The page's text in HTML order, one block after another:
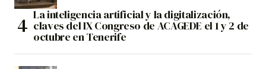
La inteligencia artificial y la digitalización,
claves del IX Congreso de ACAGEDE el 1 y 2 de
octubre en Tenerife